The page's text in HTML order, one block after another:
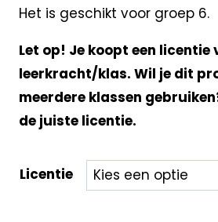
Het is geschikt voor groep 6.
Let op! Je koopt een licentie
leerkracht/klas. Wil je dit
meerdere klassen
de juiste licentie.
Licentie